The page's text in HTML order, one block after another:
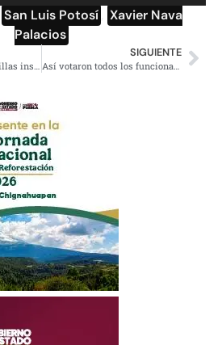
San Luis Potosí
Xavier Nava
Palacios
SIGUIENTE
Así votaron todos los funcionarios del gobierno de la 4T